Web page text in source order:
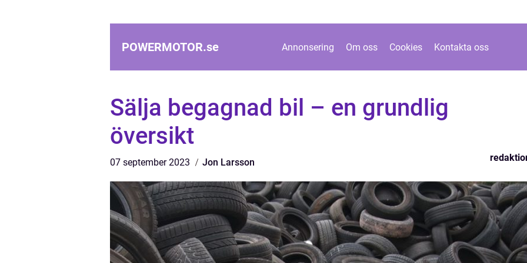
POWERMOTOR.se Annonsering Om oss Cookies Kontakta oss
Sälja begagnad bil – en grundlig
översikt
07 september 2023 Jon Larsson